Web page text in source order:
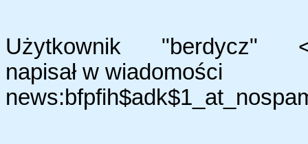
Użytkownik "berdycz"
napisał w wiadomości